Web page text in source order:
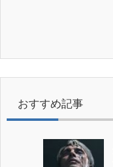
おすすめ記事